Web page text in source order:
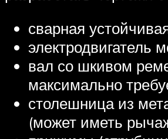
сварная
электродвигатель
вал со шкивом
максимально
столешница из
(может иметь